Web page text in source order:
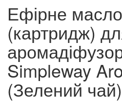
Ефірне масло
(картридж)
Simpleway
(Зелений чай)